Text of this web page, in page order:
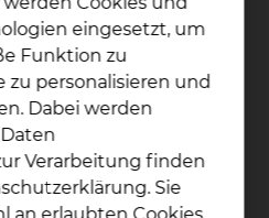
sind sehr gut, wenn
eingetreten ist. Bei
hingegen
und
verbleiben, die sich
Ausschaltung der
immer bessern.
eingesetzt, um
Funktion zu
personalisieren und
Dabei werden
Verarbeitung finden
Sie